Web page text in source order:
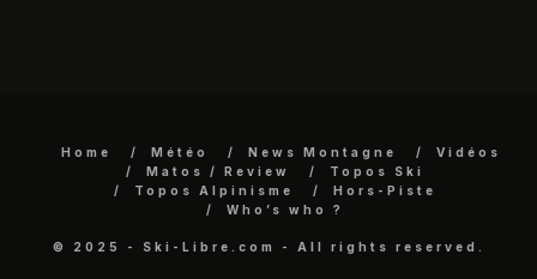
Home Météo News Montagne
Vidéos
Matos / Review
Topos Ski
Topos Alpinisme
Hors-Piste
Who’s who ?
© 2025 - Ski-Libre.com - All rights reserved.